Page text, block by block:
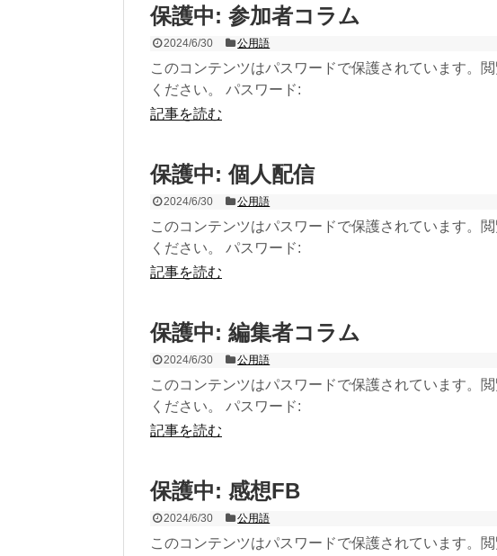
保護中: 参加者コラム
2024/6/30 公用語
このコンテンツはパスワードで保護されています。
ください。 パスワード:
記事を読む
保護中: 個人配信
2024/6/30 公用語
このコンテンツはパスワードで保護されています。
ください。 パスワード:
記事を読む
保護中: 編集者コラム
2024/6/30 公用語
このコンテンツはパスワードで保護されています。
ください。 パスワード:
記事を読む
保護中: 感想FB
2024/6/30 公用語
このコンテンツはパスワードで保護されています。